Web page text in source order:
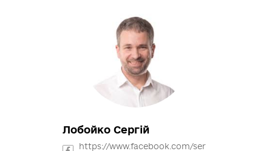
Кульчицький Іван
https://www.facebook.com/iva
n.kulchytskyy
kul.ivan@gmail.com
+38(050) 929-2396